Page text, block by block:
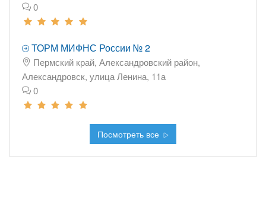
0
ТОРМ МИФНС России № 2
Пермский край, Александровский район,
Александровск, улица Ленина, 11а
0
Посмотреть все